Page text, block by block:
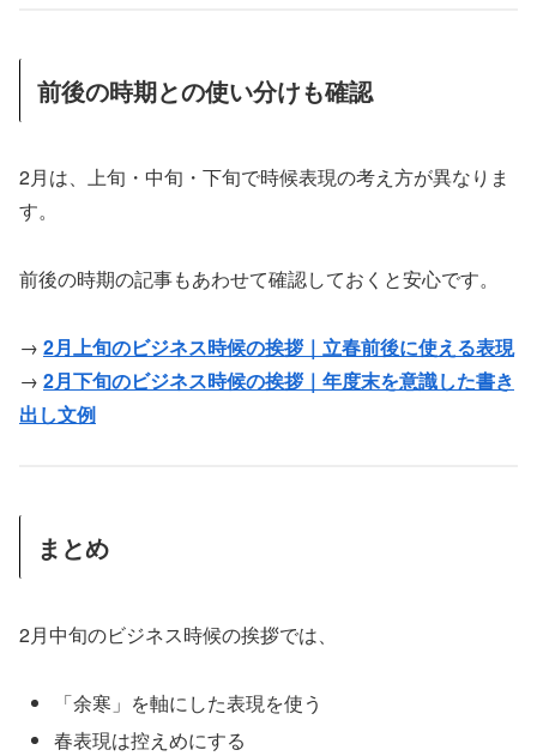
前後の時期との使い分けも確認
2月は、上旬・中旬・下旬で時候表現の考え方が異なりま
す。
前後の時期の記事もあわせて確認しておくと安心です。
→ 2月上旬のビジネス時候の挨拶｜立春前後に使える表現
→ 2月下旬のビジネス時候の挨拶｜年度末を意識した書き
出し文例
まとめ
2月中旬のビジネス時候の挨拶では、
「余寒」を軸にした表現を使う
春表現は控えめにする